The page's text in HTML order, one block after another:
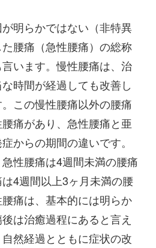
明らかではない（非特異
腰痛（急性腰痛）の総称
います。慢性腰痛は、治
時間が経過しても改善し
この慢性腰痛以外の腰痛
痛があり、急性腰痛と亜
からの期間の違いです。
性腰痛は4週間未満の腰痛
4週間以上3ヶ月未満の腰
痛は、基本的には明らか
は治癒過程にあると言え
然経過とともに症状の改